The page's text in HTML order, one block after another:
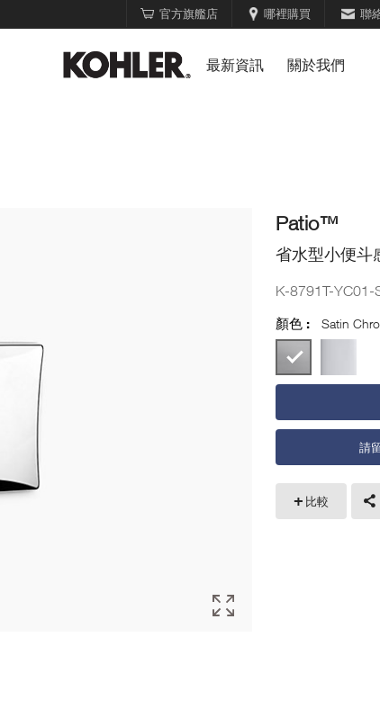
官方旗艦店 哪裡購買 聯
最新資訊 關於我們
Patio™
省水型小便斗
K-8791T-YC01-
顏色 :
Satin
請
比較